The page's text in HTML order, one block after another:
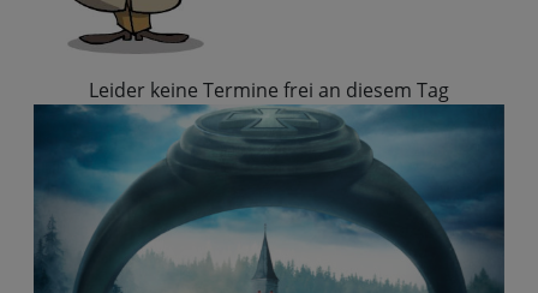
Leider keine Termine frei an diesem Tag